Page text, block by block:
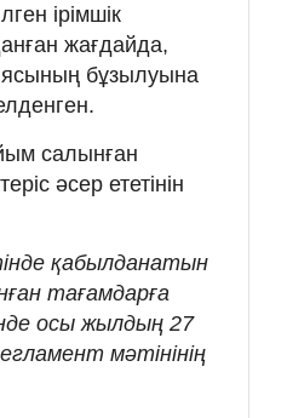
ірімшік
жағдайда,
бұзылуына
салынған
әсер ететінін
қабылданатын
тағамдарға
осы жылдың 27
мәтінінің